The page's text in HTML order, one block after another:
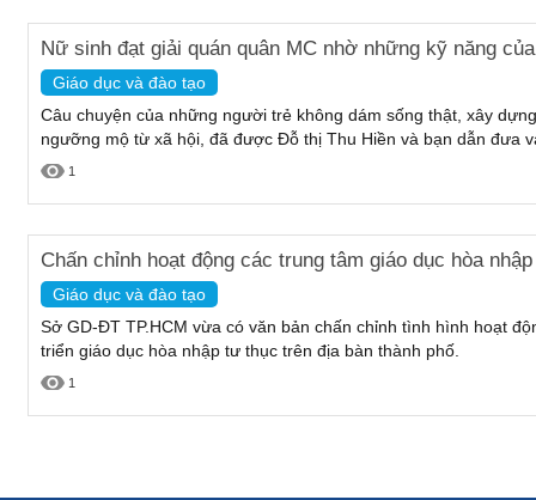
Nữ sinh đạt giải quán quân MC nhờ những kỹ năng
Giáo dục và đào tạo
Câu chuyện của những người trẻ không dám sống thật, xây
ngưỡng mộ từ xã hội, đã được Đỗ thị Thu Hiền và bạn dẫn đưa
1
Chấn chỉnh hoạt động các trung tâm giáo dục hòa
Giáo dục và đào tạo
Sở GD-ĐT TP.HCM vừa có văn bản chấn chỉnh tình hình hoạt
triển giáo dục hòa nhập tư thục trên địa bàn thành phố.
1